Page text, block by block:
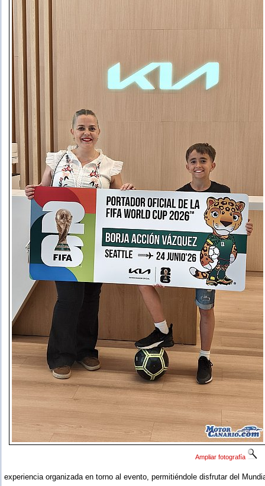
Ampliar fotografía
experiencia organizada en torno al evento, permitiéndole disfrutar del